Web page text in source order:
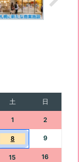
土 日
1 2
8 9
15 16